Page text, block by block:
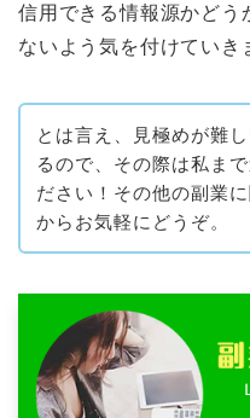
信用できる情報源かどう
ないよう気を付けていき
とは言え、見極めが難
るので、その際は私ま
ださい！その他の副業
からお気軽にどうぞ。